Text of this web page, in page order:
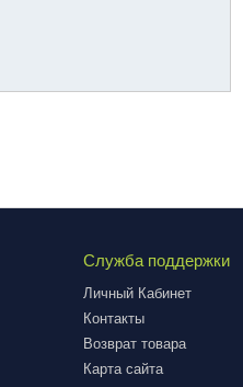
Служба поддержки
Личный Кабинет
Контакты
Возврат товара
Карта сайта